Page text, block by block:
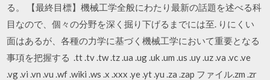
る。 【最終目標】機械工学全般にわたり最新の話題を述べる科
目なので、個々の分野を深く掘り下げるまでには至. りにくい
面はあるが、各種の力学に基づく機械工学において重要となる
事項を把握する .tt .tv .tw .tz .ua .ug .uk .um .us .uy .uz .va .vc .ve
.vg .vi .vn .vu .wf .wiki .ws .x .xxx .ye .yt .yu .za .zap ファイル.zm .zr